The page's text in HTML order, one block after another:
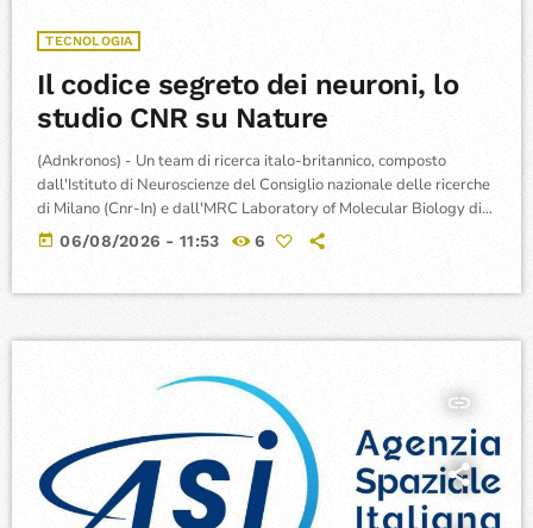
TECNOLOGIA
Il codice segreto dei neuroni, lo
studio CNR su Nature
(Adnkronos) - Un team di ricerca italo-britannico, composto
dall'Istituto di Neuroscienze del Consiglio nazionale delle ricerche
di Milano (Cnr-In) e dall'MRC Laboratory of Molecular Biology di
Cambridge, ha completato la più estesa mappatura molecolare
mai realizzata del cordone nervoso della Drosophila
pubblicando i risultati sulla rivista scientifica Nature. Il moscerino
today 06/08/2026 - 11:53 6
insert_link